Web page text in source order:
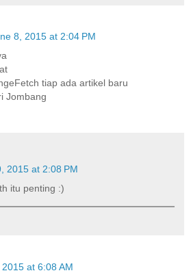
8, 2015 at 2:04 PM
tiap ada artikel baru
Jombang
2015 at 2:08 PM
itu penting :)
at 6:08 AM